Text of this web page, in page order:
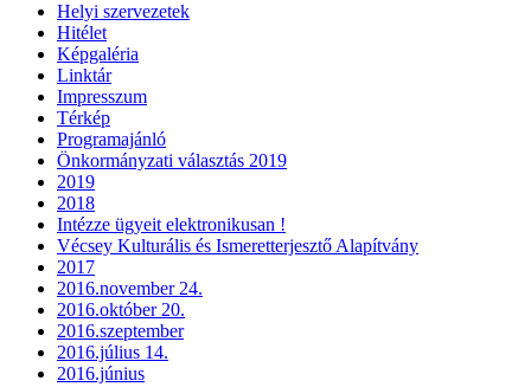
Helyi szervezetek
Hitélet
Képgaléria
Linktár
Impresszum
Térkép
Programajánló
Önkormányzati választás 2019
2019
2018
Intézze ügyeit elektronikusan !
Vécsey Kulturális és Ismeretterjesztő Alapítvány
2017
2016.november 24.
2016.október 20.
2016.szeptember
2016.július 14.
2016.június